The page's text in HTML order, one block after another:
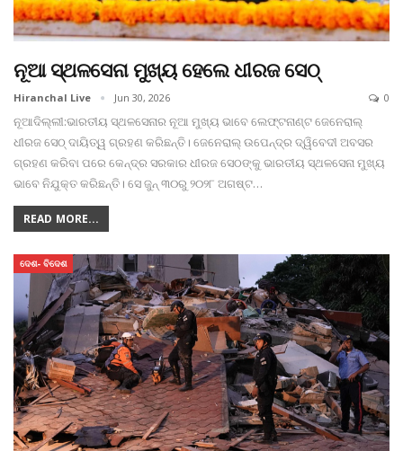
ନୂଆ ସ୍ଥଳସେନା ମୁଖ୍ୟ ହେଲେ ଧୀରଜ ସେଠ୍
Hiranchal Live Jun 30, 2026 0
ନୂଆଦିଲ୍ଲୀ:ଭାରତୀୟ ସ୍ଥଳସେନାର ନୂଆ ମୁଖ୍ୟ ଭାବେ ଲେଫ୍ଟନାଣ୍ଟ ଜେନେରାଲ୍
ଧୀରଜ ସେଠ୍ ଦାୟିତ୍ୱ ଗ୍ରହଣ କରିଛନ୍ତି। ଜେନେରାଲ୍ ଉପେନ୍ଦ୍ର ଦ୍ୱିବେଦୀ ଅବସର
ଗ୍ରହଣ କରିବା ପରେ କେନ୍ଦ୍ର ସରକାର ଧୀରଜ ସେଠଙ୍କୁ ଭାରତୀୟ ସ୍ଥଳସେନା ମୁଖ୍ୟ
ଭାବେ ନିଯୁକ୍ତ କରିଛନ୍ତି। ସେ ଜୁନ୍ ୩୦ରୁ ୨୦୨୮ ଅଗଷ୍ଟ…
READ MORE...
ଦେଶ- ବିଦେଶ